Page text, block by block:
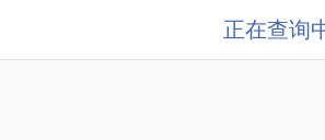
正在查询